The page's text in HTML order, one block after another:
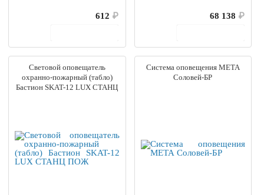
612 ₽
68 138 ₽
Световой оповещатель
охранно-пожарный (табло)
Бастион SKAT-12 LUX СТАНЦ
Система оповещения МЕТА
Соловей-БР